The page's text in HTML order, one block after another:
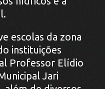
escolas da zona
instituições
Professor Elídio
Jari